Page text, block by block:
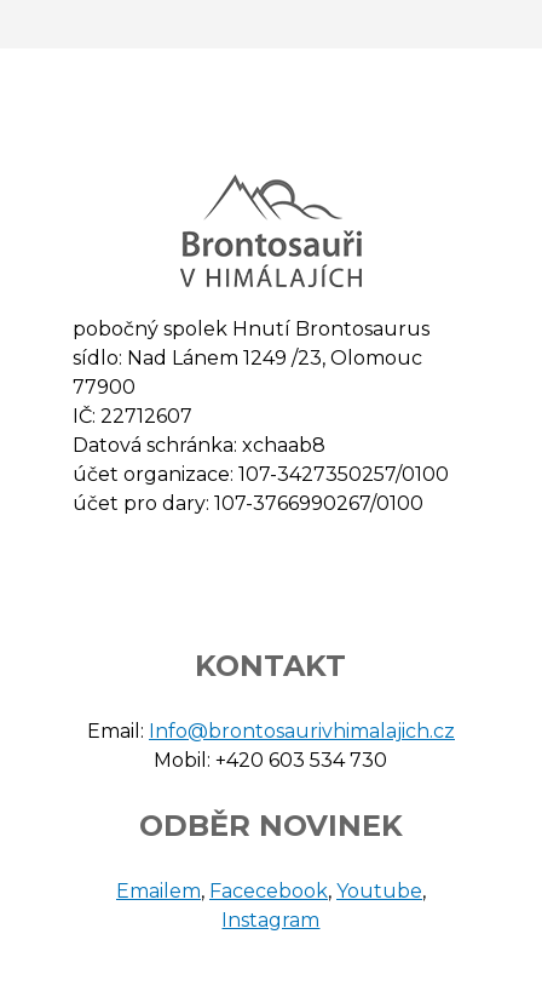
pobočný spolek Hnutí Brontosaurus
sídlo: Nad Lánem 1249 /23, Olomouc
77900
IČ: 22712607
Datová schránka: xchaab8
účet organizace: 107-3427350257/0100
účet pro dary: 107-3766990267/0100
KONTAKT
Email: Info@brontosaurivhimalajich.cz
Mobil: +420 603 534 730
ODBĚR NOVINEK
Emailem, Facecebook, Youtube,
Instagram